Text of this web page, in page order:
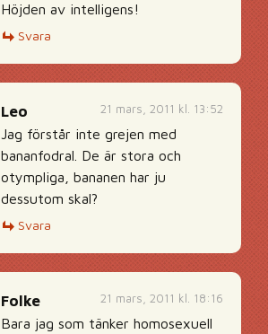
Höjden av intelligens!
Svara
21 mars, 2011 kl. 13:52
Leo
Jag förstår inte grejen med
bananfodral. De är stora och
otympliga, bananen har ju
dessutom skal?
Svara
21 mars, 2011 kl. 18:16
Folke
Bara jag som tänker homosexuell